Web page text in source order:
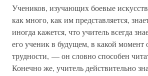
Учеников, изучающих боевые
как много, как им представляется,
иногда кажется, что учитель всегда
его ученик в будущем, в какой момент
трудности, — он словно способен
Конечно же, учитель действительно